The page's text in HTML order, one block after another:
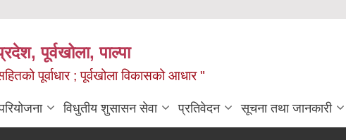
पूर्वखोला, पाल्पा
पूर्वाधार ; पूर्वखोला विकासको आधार "
विधुतीय शुसासन सेवा प्रतिवेदन सूचना तथा जानकारी